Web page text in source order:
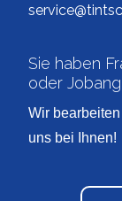
Sie haben
oder
Wir
uns bei Ihnen!